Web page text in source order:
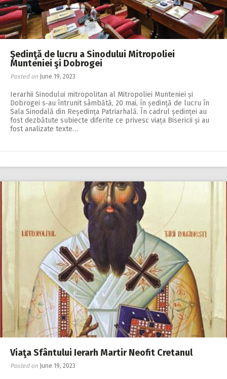
Şedinţă de lucru a Sinodului Mitropoliei
Munteniei şi Dobrogei
Posted on June 19, 2023
Ierarhii Sinodului mitropolitan al Mitropoliei Munteniei și
Dobrogei s‑au întrunit sâmbătă, 20 mai, în ședință de lucru în
Sala Sinodală din Reședința Patriarhală. În cadrul ședinței au
fost dezbătute subiecte diferite ce privesc viața Bisericii și au
fost analizate texte…
Viaţa Sfântului Ierarh Martir Neofit Cretanul
Posted on June 19, 2023